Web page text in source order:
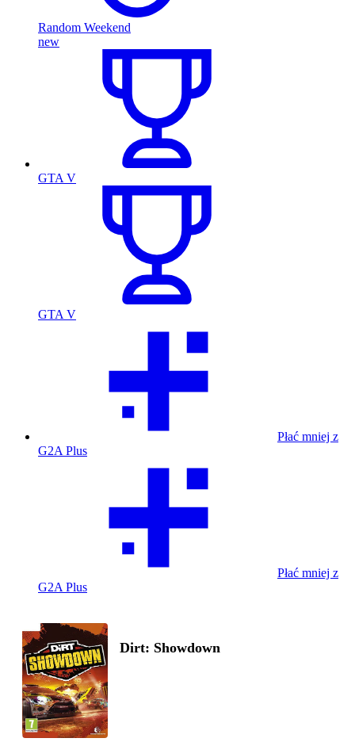
Random Weekend
new
GTA V
GTA V
Płać mniej z
G2A Plus
Płać mniej z
G2A Plus
Dirt: Showdown